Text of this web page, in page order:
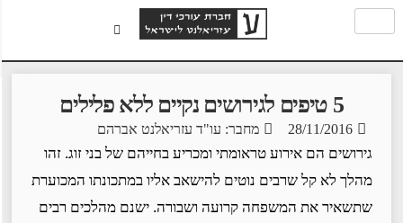
5 טיפים לגירושים נקיים ללא פלילים
28/11/2016 מחבר: עו"ד עזריאלנט אברהם
גירושים הם אירוע טראומתי ומכריע בחייהם של בני זוג. זהו
מהלך לא קל שרבים נוטים להישאב אליו במתכונתו המכוערת
שתשאיר את המשפחה קרועה ושבורה. ישנם מהלכים רבים